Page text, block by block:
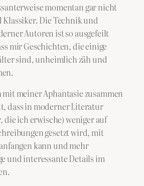
momentan gar nicht
Die Technik und
Autoren ist so ausgefeilt
mir Geschichten, die einige
sind, unheimlich zäh und
meiner Aphantasie zusammen
dass in moderner Literatur
die ich erwische) weniger auf
gesetzt wird, mit
kann und mehr
und interessante Details im